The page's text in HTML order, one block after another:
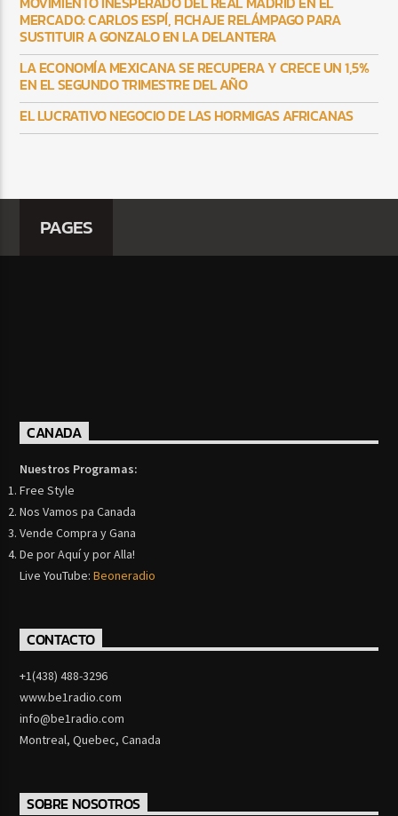
MERCADO: CARLOS ESPÍ, FICHAJE RELÁMPAGO PARA
SUSTITUIR A GONZALO EN LA DELANTERA
LA ECONOMÍA MEXICANA SE RECUPERA Y CRECE UN 1,5%
EN EL SEGUNDO TRIMESTRE DEL AÑO
EL LUCRATIVO NEGOCIO DE LAS HORMIGAS AFRICANAS
PAGES
CANADA
Nuestros Programas:
Free Style
Nos Vamos pa Canada
Vende Compra y Gana
De por Aquí y por Alla!
Live YouTube:Beoneradio
CONTACTO
+1(438) 488-3296
www.be1radio.com
info@be1radio.com
Montreal, Quebec, Canada
SOBRE NOSOTROS